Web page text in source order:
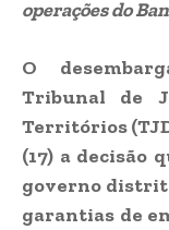
operações do
O
Tribunal de
Territórios
(17) a decisão
governo
garantias de